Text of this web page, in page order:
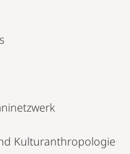
Kulturanthropologie